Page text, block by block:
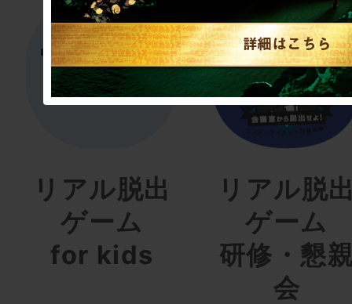
リアル脱出
ゲーム
for kids
リアル脱
ゲーム
研修・懇
会